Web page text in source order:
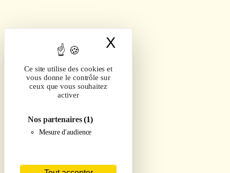
Ce site utilise des cookies et
vous donne le contrôle sur
ceux que vous souhaitez
activer
Nos partenaires(1)
Mesure d'audience
X